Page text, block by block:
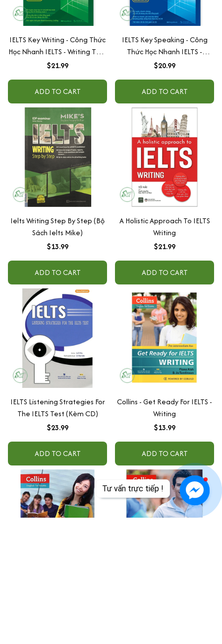
Tư vấn trực tiếp !
IELTS Key Writing - Công Thức
Học Nhanh IELTS - Writing Task
2
$21.99
ADD TO CART
IELTS Key Speaking - Công
Thức Học Nhanh IELTS -
Speaking Part 1, 2, 3
$20.99
ADD TO CART
Ielts Writing Step By Step (Bộ
Sách Ielts Mike)
$13.99
ADD TO CART
A Holistic Approach To IELTS
Writing
$21.99
ADD TO CART
IELTS Listening Strategies For
The IELTS Test (Kèm CD)
$23.99
ADD TO CART
Collins - Get Ready For IELTS -
Writing
$13.99
ADD TO CART